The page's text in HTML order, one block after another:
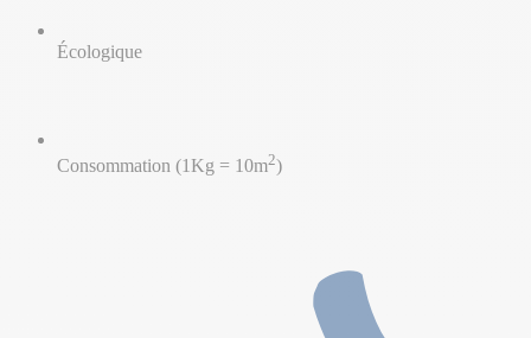
Écologique
Consommation (1Kg = 10m2)